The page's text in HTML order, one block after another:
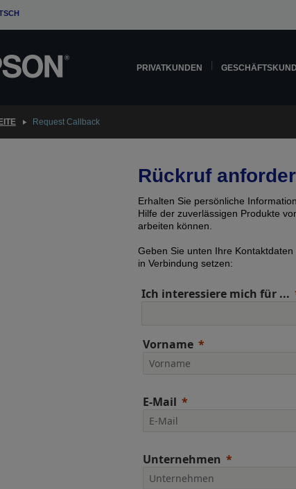
PRIVATKUNDEN
Request Callback
Rückruf
Erhalten Sie persönliche
Hilfe der zuverlässigen Produkte
arbeiten können.
Geben Sie unten Ihre
in Verbindung setzen:
Ich interessiere mich für ...
Vorname
E-Mail
Unternehmen